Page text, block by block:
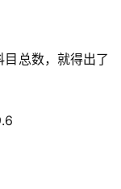
总数，就得出了